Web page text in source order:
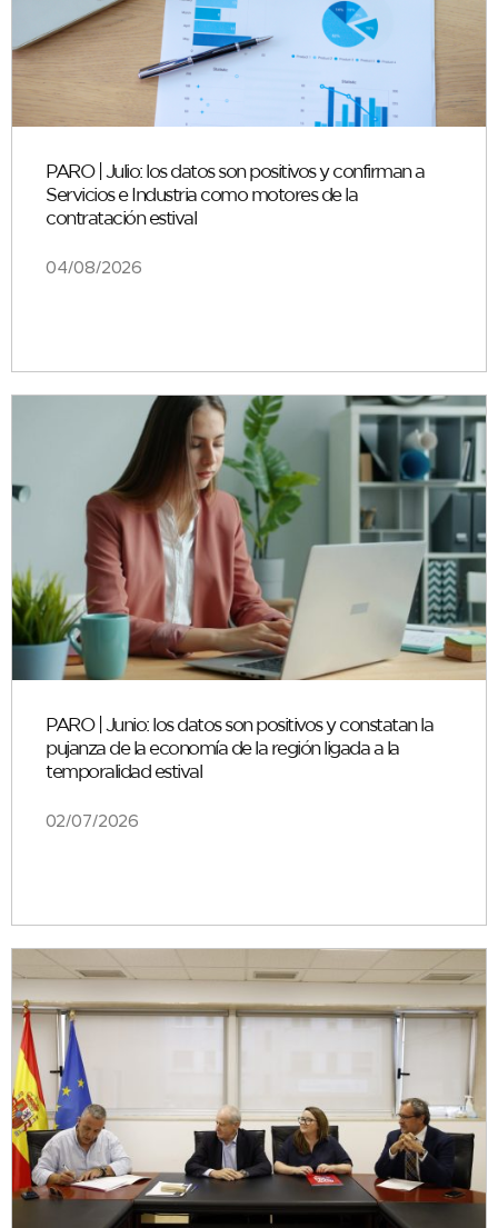
PARO | Julio: los datos son positivos y confirman a
Servicios e Industria como motores de la
contratación estival
04/08/2026
PARO | Junio: los datos son positivos y constatan la
pujanza de la economía de la región ligada a la
temporalidad estival
02/07/2026